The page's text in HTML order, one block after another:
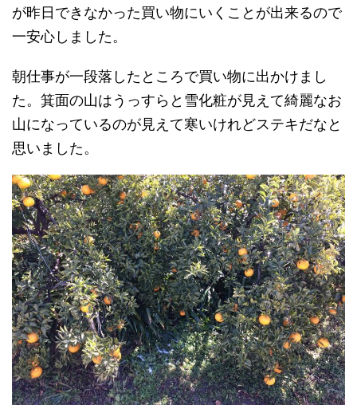
が昨日できなかった買い物にいくことが出来るので
一安心しました。
朝仕事が一段落したところで買い物に出かけまし
た。箕面の山はうっすらと雪化粧が見えて綺麗なお
山になっているのが見えて寒いけれどステキだなと
思いました。